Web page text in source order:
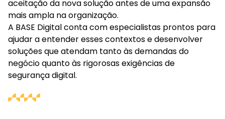
aceitação da nova solução antes de uma expansão
mais ampla na organização.
A BASE Digital conta com especialistas prontos para
ajudar a entender esses contextos e desenvolver
soluções que atendam tanto às demandas do
negócio quanto às rigorosas exigências de
segurança digital.